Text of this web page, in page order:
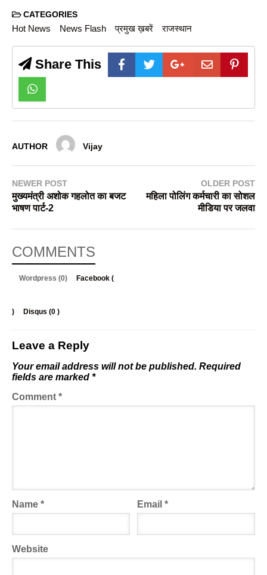
CATEGORIES
Hot News News Flash प्रमुख ख़बरें राजस्थान
Share This
AUTHOR Vijay
NEWER POST
मुख्यमंत्री अशोक गहलोत का बजट
भाषण पार्ट-2
OLDER POST
महिला पोलिंग कर्मचारी का सोशल
मीडिया पर जलवा
COMMENTS
Wordpress (0) Facebook (
) Disqus (0 )
Leave a Reply
Your email address will not be published. Required
fields are marked *
Comment *
Name * Email*
Website